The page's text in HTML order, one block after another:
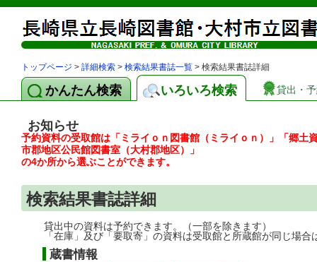
トップページ > 詳細検索 > 検索結果書誌一覧 > 検索結果書誌詳細
かんたん検索 いろいろ検索 貸出・
お知らせ
予約資料の受取館は「ミライｏｎ図書館（ミライｏｎ）」「郷
市郡地区公民館図書室（大村郡地区）」
の4か所から選ぶことができます。
検索結果書誌詳細
貸出中の資料は予約できます。（一部を除きます）
「在庫」及び「要取寄」の資料は受取館と所蔵館が同じ場合
蔵書情報